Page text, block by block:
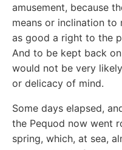
amusement, because
means or inclination to
as good a right to the
And to be kept back
would not be very
or delicacy of mind.
Some days elapsed,
the Pequod now went
spring, which, at sea,